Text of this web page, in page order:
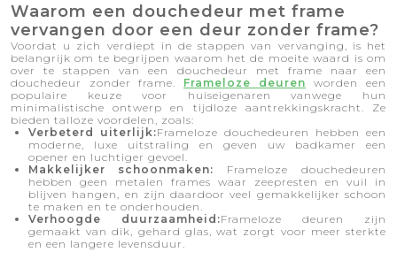
Waarom een ​​douchedeur met frame
vervangen door een deur zonder frame?
Voordat u zich verdiept in de stappen van vervanging, is het
belangrijk om te begrijpen waarom het de moeite waard is om
over te stappen van een douchedeur met frame naar een
douchedeur zonder frame. Frameloze deuren worden een
populaire keuze voor huiseigenaren vanwege hun
minimalistische ontwerp en tijdloze aantrekkingskracht. Ze
bieden talloze voordelen, zoals:
Verbeterd uiterlijk:Frameloze douchedeuren hebben een
moderne, luxe uitstraling en geven uw badkamer een
opener en luchtiger gevoel.
Makkelijker schoonmaken: Frameloze douchedeuren
hebben geen metalen frames waar zeepresten en vuil in
blijven hangen, en zijn daardoor veel gemakkelijker schoon
te maken en te onderhouden.
Verhoogde duurzaamheid:Frameloze deuren zijn
gemaakt van dik, gehard glas, wat zorgt voor meer sterkte
en een langere levensduur.